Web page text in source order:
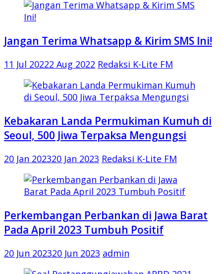
Jangan Terima Whatsapp & Kirim SMS Ini!
11 Jul 20222 Aug 2022 Redaksi K-Lite FM
Kebakaran Landa Permukiman Kumuh di
Seoul, 500 Jiwa Terpaksa Mengungsi
20 Jan 202320 Jan 2023 Redaksi K-Lite FM
Perkembangan Perbankan di Jawa Barat
Pada April 2023 Tumbuh Positif
20 Jun 202320 Jun 2023 admin